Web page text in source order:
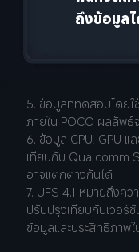
ถึงข้อมูล
5. ข้อมูลที่ทดสอบโดยใ
ภายใน POCO ผลลัพธ์
6. ข้อมูล CPU, GPU แ
เทียบกับ Qualcomm
อาจแตกต่างกันได้
7. UFS 4.1 หมายถึงค
ปรับปรุงเทียบกับเวอร์
ข้อมูลและประสิทธิภาพ